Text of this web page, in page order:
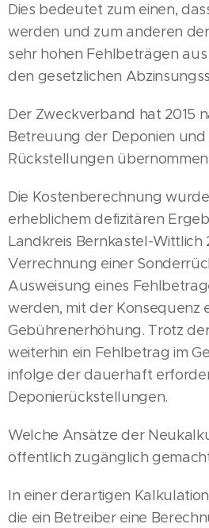
Dies bedeutet zum einen,
werden und zum anderen
sehr hohen Fehlbeträgen
den gesetzlichen
Der Zweckverband hat 2015
Betreuung der Deponien
Rückstellungen
Die Kostenberechnung
erheblichem defizitären
Landkreis Bernkastel-Wittlich
Verrechnung einer
Ausweisung eines
werden, mit der Konsequenz
Gebührenerhöhung. Trotz
weiterhin ein Fehlbetrag im
infolge der dauerhaft
Deponierückstellungen.
Welche Ansätze der
öffentlich zugänglich
In einer derartigen
die ein Betreiber eine